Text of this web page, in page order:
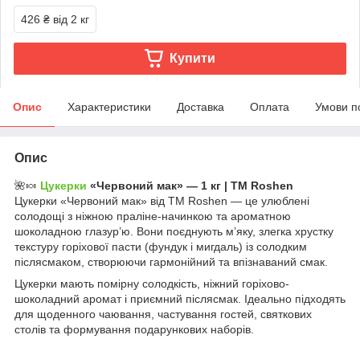
426 ₴ від 2 кг
Купити
Опис Характеристики Доставка Оплата Умови
Опис
🌺🍬 Цукерки «Червоний мак» — 1 кг | ТМ Roshen
Цукерки «Червоний мак» від ТМ Roshen — це улюблені
солодощі з ніжною праліне‑начинкою та ароматною
шоколадною глазур’ю. Вони поєднують м’яку, злегка хрустку
текстуру горіхової пасти (фундук і мигдаль) із солодким
післясмаком, створюючи гармонійний та впізнаваний смак.
Цукерки мають помірну солодкість, ніжний горіхово-
шоколадний аромат і приємний післясмак. Ідеально підходять
для щоденного чаювання, частування гостей, святкових
столів та формування подарункових наборів.